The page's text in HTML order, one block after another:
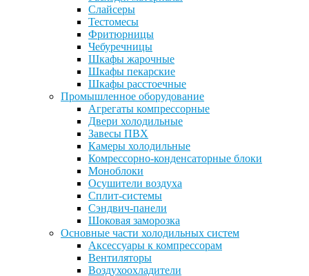
Слайсеры
Тестомесы
Фритюрницы
Чебуречницы
Шкафы жарочные
Шкафы пекарские
Шкафы расстоечные
Промышленное оборудование
Агрегаты компрессорные
Двери холодильные
Завесы ПВХ
Камеры холодильные
Комрессорно-конденсаторные блоки
Моноблоки
Осушители воздуха
Сплит-системы
Сэндвич-панели
Шоковая заморозка
Основные части холодильных систем
Аксессуары к компрессорам
Вентиляторы
Воздухоохладители